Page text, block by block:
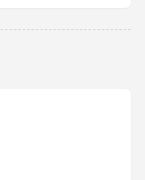
almanız için bir